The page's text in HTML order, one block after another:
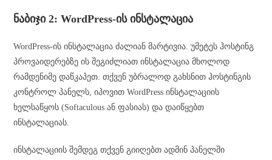
ნაბიჯი 2: WordPress-ის ინსტალაცია
WordPress-ის ინსტალაცია ძალიან მარტივია. უმეტეს ჰოსტინგ
პროვაიდერებზე ის შეგიძლიათ ინსტალაცია მხოლოდ
რამდენიმე დაწკაპეთ. თქვენ უბრალოდ გახსნით ჰოსტინგის
კონტროლ პანელს, იპოვით WordPress ინსტალაციის
ხელსაწყოს (Softaculous ან ფასიას) და დაიწყებთ
ინსტალაციას.
ინსტალაციის შემდეგ თქვენ გიიღებთ ადმინ პანელში